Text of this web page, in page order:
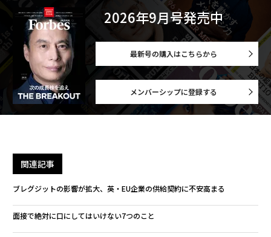
2026年9月号発売中
最新号の購入はこちらから
メンバーシップに登録する
関連記事
ブレグジットの影響が拡大、英・EU企業の供給契約に不安高まる
面接で絶対に口にしてはいけない7つのこと